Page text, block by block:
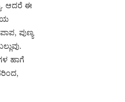
ಆದರೆ ಈ
ಪುಣ್ಯ
ಹಾಗೆ